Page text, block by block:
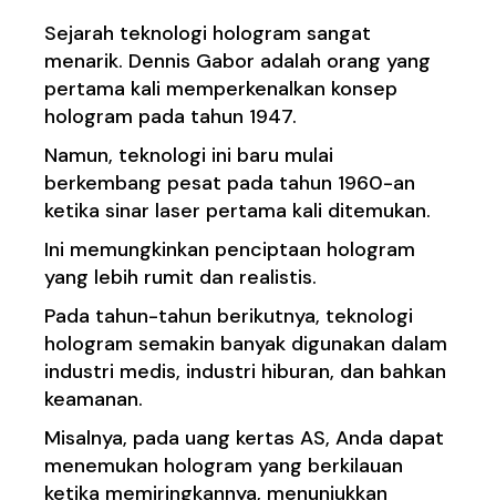
Sejarah teknologi hologram sangat
menarik. Dennis Gabor adalah orang yang
pertama kali memperkenalkan konsep
hologram pada tahun 1947.
Namun, teknologi ini baru mulai
berkembang pesat pada tahun 1960-an
ketika sinar laser pertama kali ditemukan.
Ini memungkinkan penciptaan hologram
yang lebih rumit dan realistis.
Pada tahun-tahun berikutnya, teknologi
hologram semakin banyak digunakan dalam
industri medis, industri hiburan, dan bahkan
keamanan.
Misalnya, pada uang kertas AS, Anda dapat
menemukan hologram yang berkilauan
ketika memiringkannya, menunjukkan